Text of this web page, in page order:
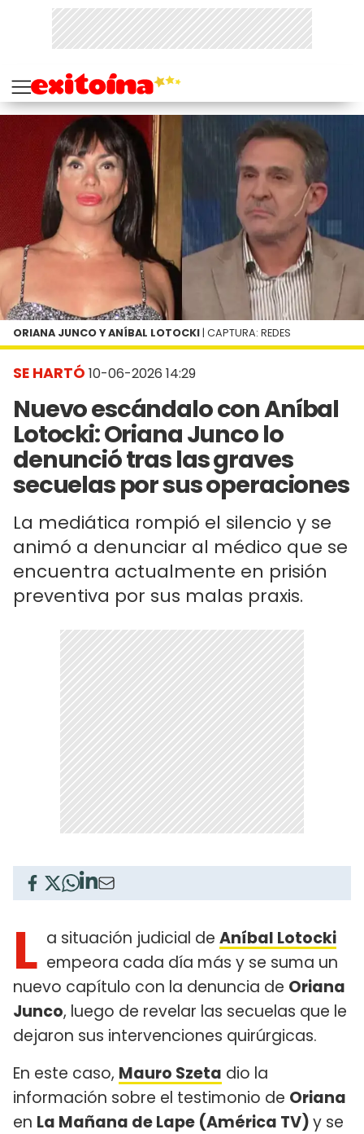
SE HARTÓ 10-06-2026 14:29
Nuevo escándalo con Aníbal
Lotocki: Oriana Junco lo
denunció tras las graves
secuelas por sus operaciones
La mediática rompió el silencio y se
animó a denunciar al médico que se
encuentra actualmente en prisión
preventiva por sus malas praxis.
ORIANA JUNCO Y ANÍBAL LOTOCKI | CAPTURA: REDES
L a situación judicial de Aníbal Lotocki
empeora cada día más y se suma un
nuevo capítulo con la denuncia de Oriana
Junco, luego de revelar las secuelas que le
dejaron sus intervenciones quirúrgicas.
En este caso, Mauro Szeta dio la
información sobre el testimonio de Oriana
en La Mañana de Lape (América TV)y se